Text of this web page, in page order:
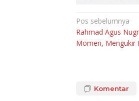
Navigasi
pos
Pos sebelumnya
Rahmad Agus
Momen, Mengukir
Komentar